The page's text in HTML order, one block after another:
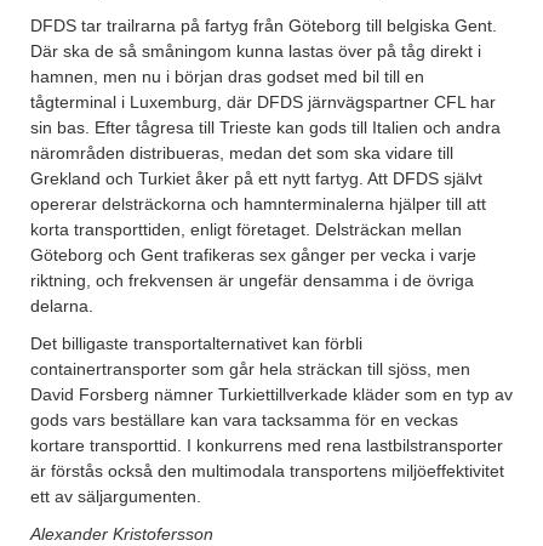
DFDS tar trailrarna på fartyg från Göteborg till belgiska Gent.
Där ska de så småningom kunna lastas över på tåg direkt i
hamnen, men nu i början dras godset med bil till en
tågterminal i Luxemburg, där DFDS järnvägspartner CFL har
sin bas. Efter tågresa till Trieste kan gods till Italien och andra
närområden distribueras, medan det som ska vidare till
Grekland och Turkiet åker på ett nytt fartyg. Att DFDS självt
opererar delsträckorna och hamnterminalerna hjälper till att
korta transporttiden, enligt företaget. Delsträckan mellan
Göteborg och Gent trafikeras sex gånger per vecka i varje
riktning, och frekvensen är ungefär densamma i de övriga
delarna.
Det billigaste transportalternativet kan förbli
containertransporter som går hela sträckan till sjöss, men
David Forsberg nämner Turkiettillverkade kläder som en typ av
gods vars beställare kan vara tacksamma för en veckas
kortare transporttid. I konkurrens med rena lastbilstransporter
är förstås också den multimodala transportens miljöeffektivitet
ett av säljargumenten.
Alexander Kristofersson